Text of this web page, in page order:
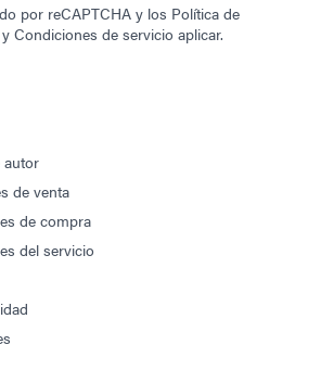
por reCAPTCHA y los Política de
y Condiciones de servicio aplicar.
autor
de venta
de compra
del servicio